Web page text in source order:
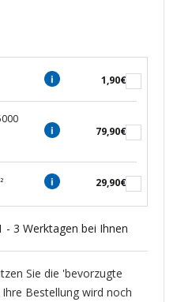
1,90€
79,90€
29,90€
- 3 Werktagen bei Ihnen
Sie die 'bevorzugte
Bestellung wird noch